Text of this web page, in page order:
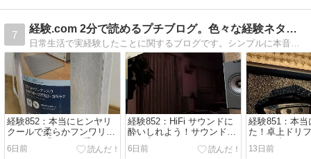
7
経験.com 2分で読めるプチブログ。色々な経験ネタ集です！
経験852：本当にヒンヤリ
クールで柔らかフンワリ！
ニトリの「30 ㎜厚手ウレタ
ン入りラグ（Nクール）」
6日前
経験852：HiFi サウンドに
酔いしれよう！サウンドバ
ーも良いけど、HiFiアクテ
ィブスピーカーがカッコい
6日前
経験851：本当
た！卓上ドリ
コンが小さく
性能だった！
13日前